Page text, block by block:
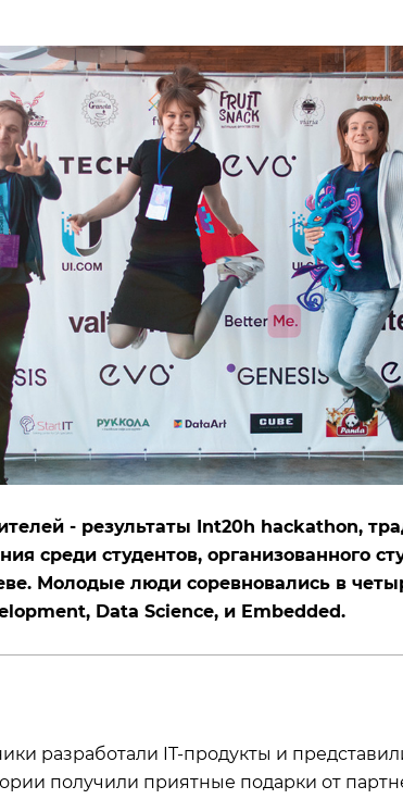
- результаты Int20h hackathon,
среди студентов, организованного
Молодые люди соревновались в
Data Science, и Embedded.
разработали IT-продукты и
получили приятные подарки от